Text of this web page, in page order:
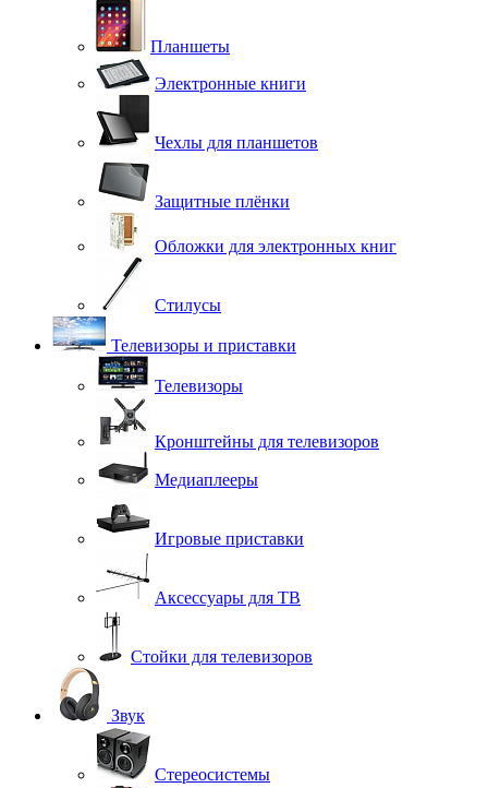
Планшеты
Электронные книги
Чехлы для планшетов
Защитные плёнки
Обложки для электронных книг
Стилусы
Телевизоры и приставки
Телевизоры
Кронштейны для телевизоров
Медиаплееры
Игровые приставки
Аксессуары для ТВ
Стойки для телевизоров
Звук
Стереосистемы